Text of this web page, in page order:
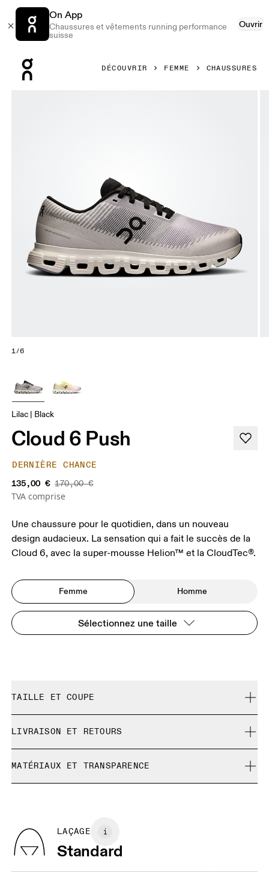
On App
Chaussures et vêtements running performance
suisse
Ouvrir
DÉCOUVRIR FEMME CHAUSSURES
1/6
Lilac | Black
Cloud 6 Push
DERNIÈRE CHANCE
135,00 € 170,00 €
TVA comprise
Une chaussure pour le quotidien, dans un nouveau
design audacieux. La sensation qui a fait le succès de la
Cloud 6, avec la super-mousse Helion™ et la CloudTec®.
Femme Homme
Sélectionnez une taille
TAILLE ET COUPE
Guide des tailles - Chaussures femme
BR 33
JP 22
LIVRAISON ET RETOURS
€
Retour gratuit sous 30 jours
mais peuvent être retournés en vue d’un
remboursement
MATÉRIAUX ET TRANSPARENCE
LAÇAGE
Standard